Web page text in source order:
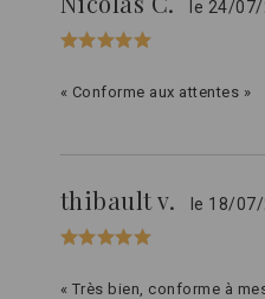
le 24/07/
« Conforme aux attentes »
thibault v. le 18/
« Très bien, conforme à